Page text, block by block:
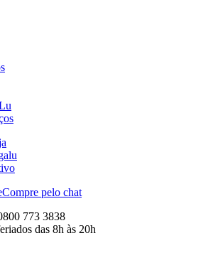
Compre pelo chat
773 3838
das 8h às 20h